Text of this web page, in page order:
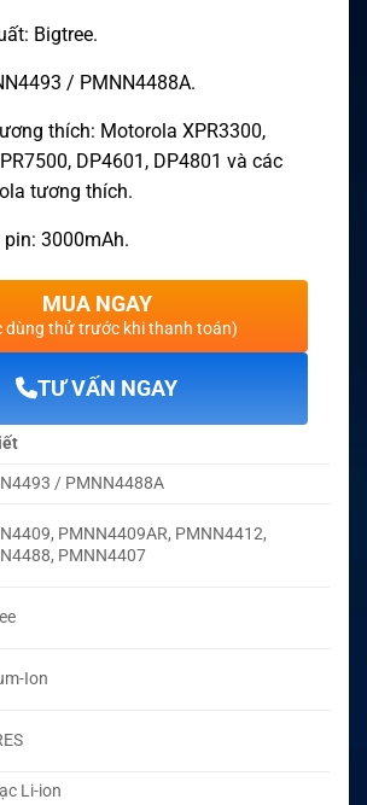
Bigtree.
/ PMNN4488A.
thích: Motorola XPR3300,
DP4601, DP4801 và các
tương thích.
3000mAh.
MUA NGAY
dùng thử trước khi thanh toán)
TƯ VẤN NGAY
/ PMNN4488A
PMNN4409AR, PMNN4412,
PMNN4407
Ion
Li-ion